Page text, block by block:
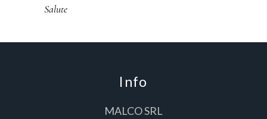
Salute
Info
MALCO SRL